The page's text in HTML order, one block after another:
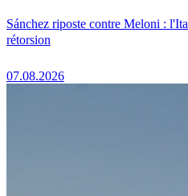
Sánchez riposte contre Meloni :
rétorsion
07.08.2026